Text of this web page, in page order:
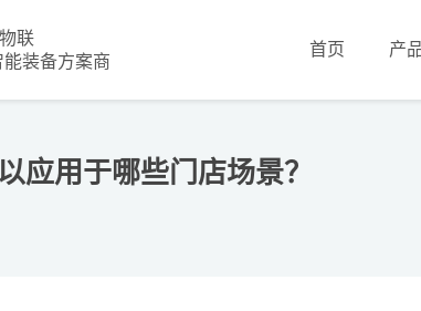
物联
能装备方案商
首页 产
应用于哪些门店场景？